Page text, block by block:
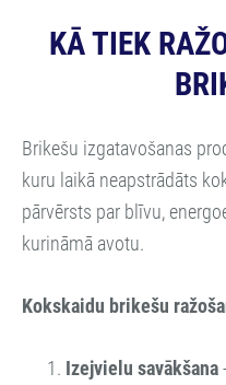
KĀ TIEK
Brikešu izgatavošanas
kuru laikā neapstrādāts
pārvērsts par blīvu,
kurināmā avotu.
Kokskaidu brikešu
Izejvielu savākšana -